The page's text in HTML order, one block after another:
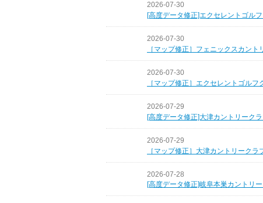
2026-07-30
[高度データ修正]エクセレントゴル
2026-07-30
［マップ修正］フェニックスカント
2026-07-30
［マップ修正］エクセレントゴル
2026-07-29
[高度データ修正]大津カントリーク
2026-07-29
［マップ修正］大津カントリーク
2026-07-28
[高度データ修正]岐阜本巣カントリ